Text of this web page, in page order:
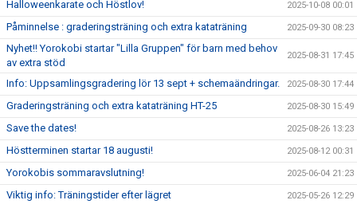
Halloweenkarate och Höstlov! 2025-10-08 00:01
Påminnelse : graderingsträning och extra kataträning 2025-09-30 08:23
Nyhet!! Yorokobi startar "Lilla Gruppen" för barn med behov
av extra stöd
2025-08-31 17:45
Info: Uppsamlingsgradering lör 13 sept + schemaändringar. 2025-08-30 17:44
Graderingsträning och extra kataträning HT-25 2025-08-30 15:49
Save the dates! 2025-08-26 13:23
Höstterminen startar 18 augusti! 2025-08-12 00:31
Yorokobis sommaravslutning! 2025-06-04 21:23
Viktig info: Träningstider efter lägret 2025-05-26 12:29